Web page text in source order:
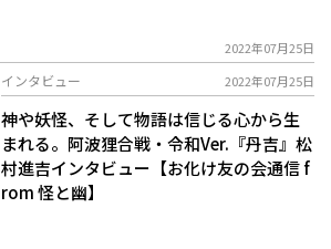
2022年07月25日
インタビュー 2022年07月25日
神や妖怪、そして物語は信じる心から生
まれる。阿波狸合戦・令和Ver.『丹吉』松
村進吉インタビュー【お化け友の会通信 f
rom 怪と幽】